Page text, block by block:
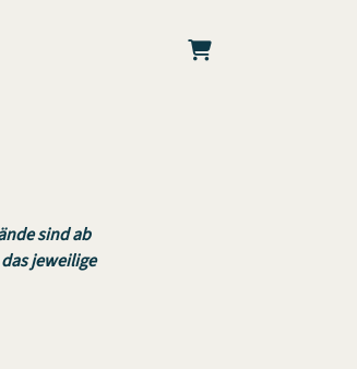
Warenkorb
sind ab
jeweilige